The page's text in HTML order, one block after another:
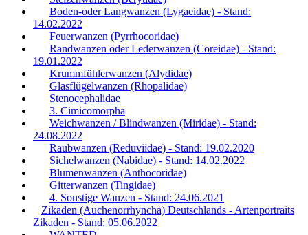
Boden-oder Langwanzen (Lygaeidae) - Stand:
14.02.2022
Feuerwanzen (Pyrrhocoridae)
Randwanzen oder Lederwanzen (Coreidae) - Stand:
19.01.2022
Krummfühlerwanzen (Alydidae)
Glasflügelwanzen (Rhopalidae)
Stenocephalidae
3. Cimicomorpha
Weichwanzen / Blindwanzen (Miridae) - Stand:
24.08.2022
Raubwanzen (Reduviidae) - Stand: 19.02.2020
Sichelwanzen (Nabidae) - Stand: 14.02.2022
Blumenwanzen (Anthocoridae)
Gitterwanzen (Tingidae)
4. Sonstige Wanzen - Stand: 24.06.2021
Zikaden (Auchenorrhyncha) Deutschlands - Artenportraits
Zikaden - Stand: 05.06.2022